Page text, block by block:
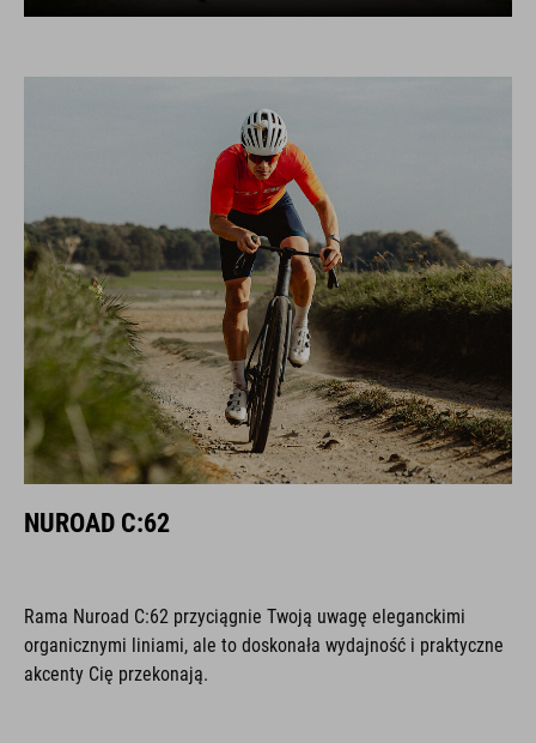
NUROAD C:62
organicznymi liniami, ale to doskonała wydajność i praktyczne
akcenty Cię przekonają.